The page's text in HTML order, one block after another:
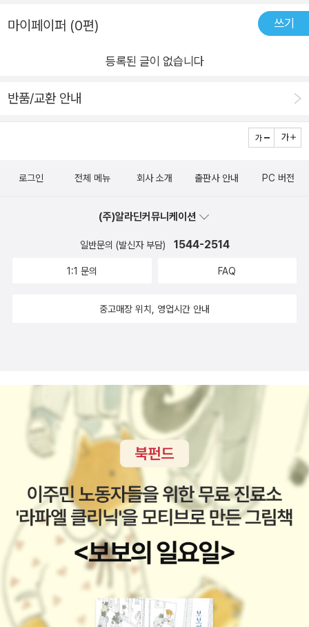
것, 물, 가족 필요한게 많다네요. 필요한 순서중 제일 첫번째는 가
족이랍니다. 📌다른 생명체가 존재할까?👉지구에는 우리가 있
없고 달걀모양의 몸에 머리카락은 없고 뿔이 있을 것 같다.📌달
지고 갈거야? 👉10살 딸: 가족사진 👉5살 아들: 책 📚🤣서로
조잘거리며 상상하며 탐험대원이 지구에서 보는 별과 우주에서
보는 별이 얼마나 다른지 비교해 보는 재미가 있었습니다.우리 아
소중한 것은 무엇인지 다시 한 번 생각해 보는 행복한 시간이었습
되어 있고 개념들에 대해 알기 쉬운 설명들이 있어 같이 읽어주기
도 너무 좋았습니다.
마이페이퍼 (0편) 쓰기
등록된 글이 없습니다
반품/교환 안내
로그인 전체 메뉴 회사 소개 출판사 안내 PC 버전
(주)알라딘커뮤니케이션
일반문의 (발신자 부담) 1544-2514
1:1 문의 FAQ
중고매장 위치, 영업시간 안내